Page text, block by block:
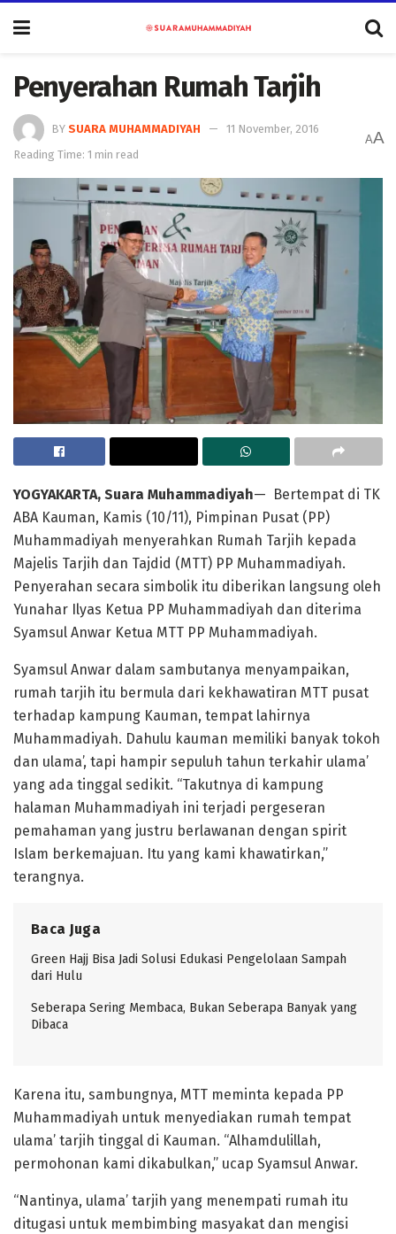
Penyerahan Rumah Tarjih
BY SUARA MUHAMMADIYAH
11 November, 2016
Reading Time: 1 min read
AA
YOGYAKARTA, Suara Muhammadiyah— Bertempat di TK
ABA Kauman, Kamis (10/11), Pimpinan Pusat (PP)
Muhammadiyah menyerahkan Rumah Tarjih kepada
Majelis Tarjih dan Tajdid (MTT) PP Muhammadiyah.
Penyerahan secara simbolik itu diberikan langsung oleh
Yunahar Ilyas Ketua PP Muhammadiyah dan diterima
Syamsul Anwar Ketua MTT PP Muhammadiyah.
Syamsul Anwar dalam sambutanya menyampaikan,
rumah tarjih itu bermula dari kekhawatiran MTT pusat
terhadap kampung Kauman, tempat lahirnya
Muhammadiyah. Dahulu kauman memiliki banyak tokoh
dan ulama’, tapi hampir sepuluh tahun terkahir ulama’
yang ada tinggal sedikit. “Takutnya di kampung
halaman Muhammadiyah ini terjadi pergeseran
pemahaman yang justru berlawanan dengan spirit
Islam berkemajuan. Itu yang kami khawatirkan,”
terangnya.
Baca Juga
Green Hajj Bisa Jadi Solusi Edukasi Pengelolaan Sampah
dari Hulu
Seberapa Sering Membaca, Bukan Seberapa Banyak yang
Dibaca
Karena itu, sambungnya, MTT meminta kepada PP
Muhammadiyah untuk menyediakan rumah tempat
ulama’ tarjih tinggal di Kauman. “Alhamdulillah,
permohonan kami dikabulkan,” ucap Syamsul Anwar.
“Nantinya, ulama’ tarjih yang menempati rumah itu
ditugasi untuk membimbing masyakat dan mengisi